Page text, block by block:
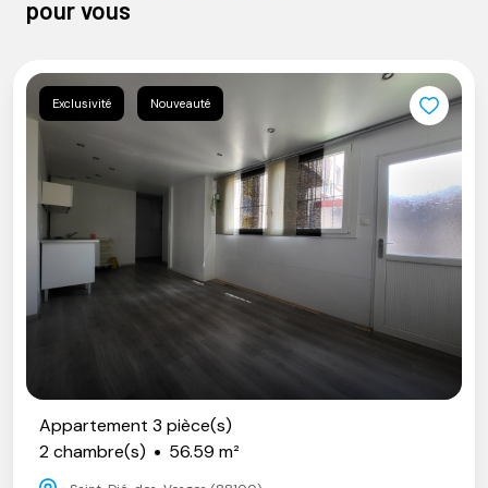
pour vous
Exclusivité Nouveauté
Appartement 3 pièce(s)
2 chambre(s)
56.59 m²